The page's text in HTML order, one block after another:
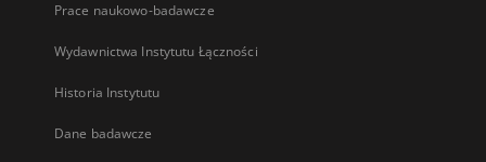
Prace naukowo-badawcze
Wydawnictwa Instytutu Łączności
Historia Instytutu
Dane badawcze